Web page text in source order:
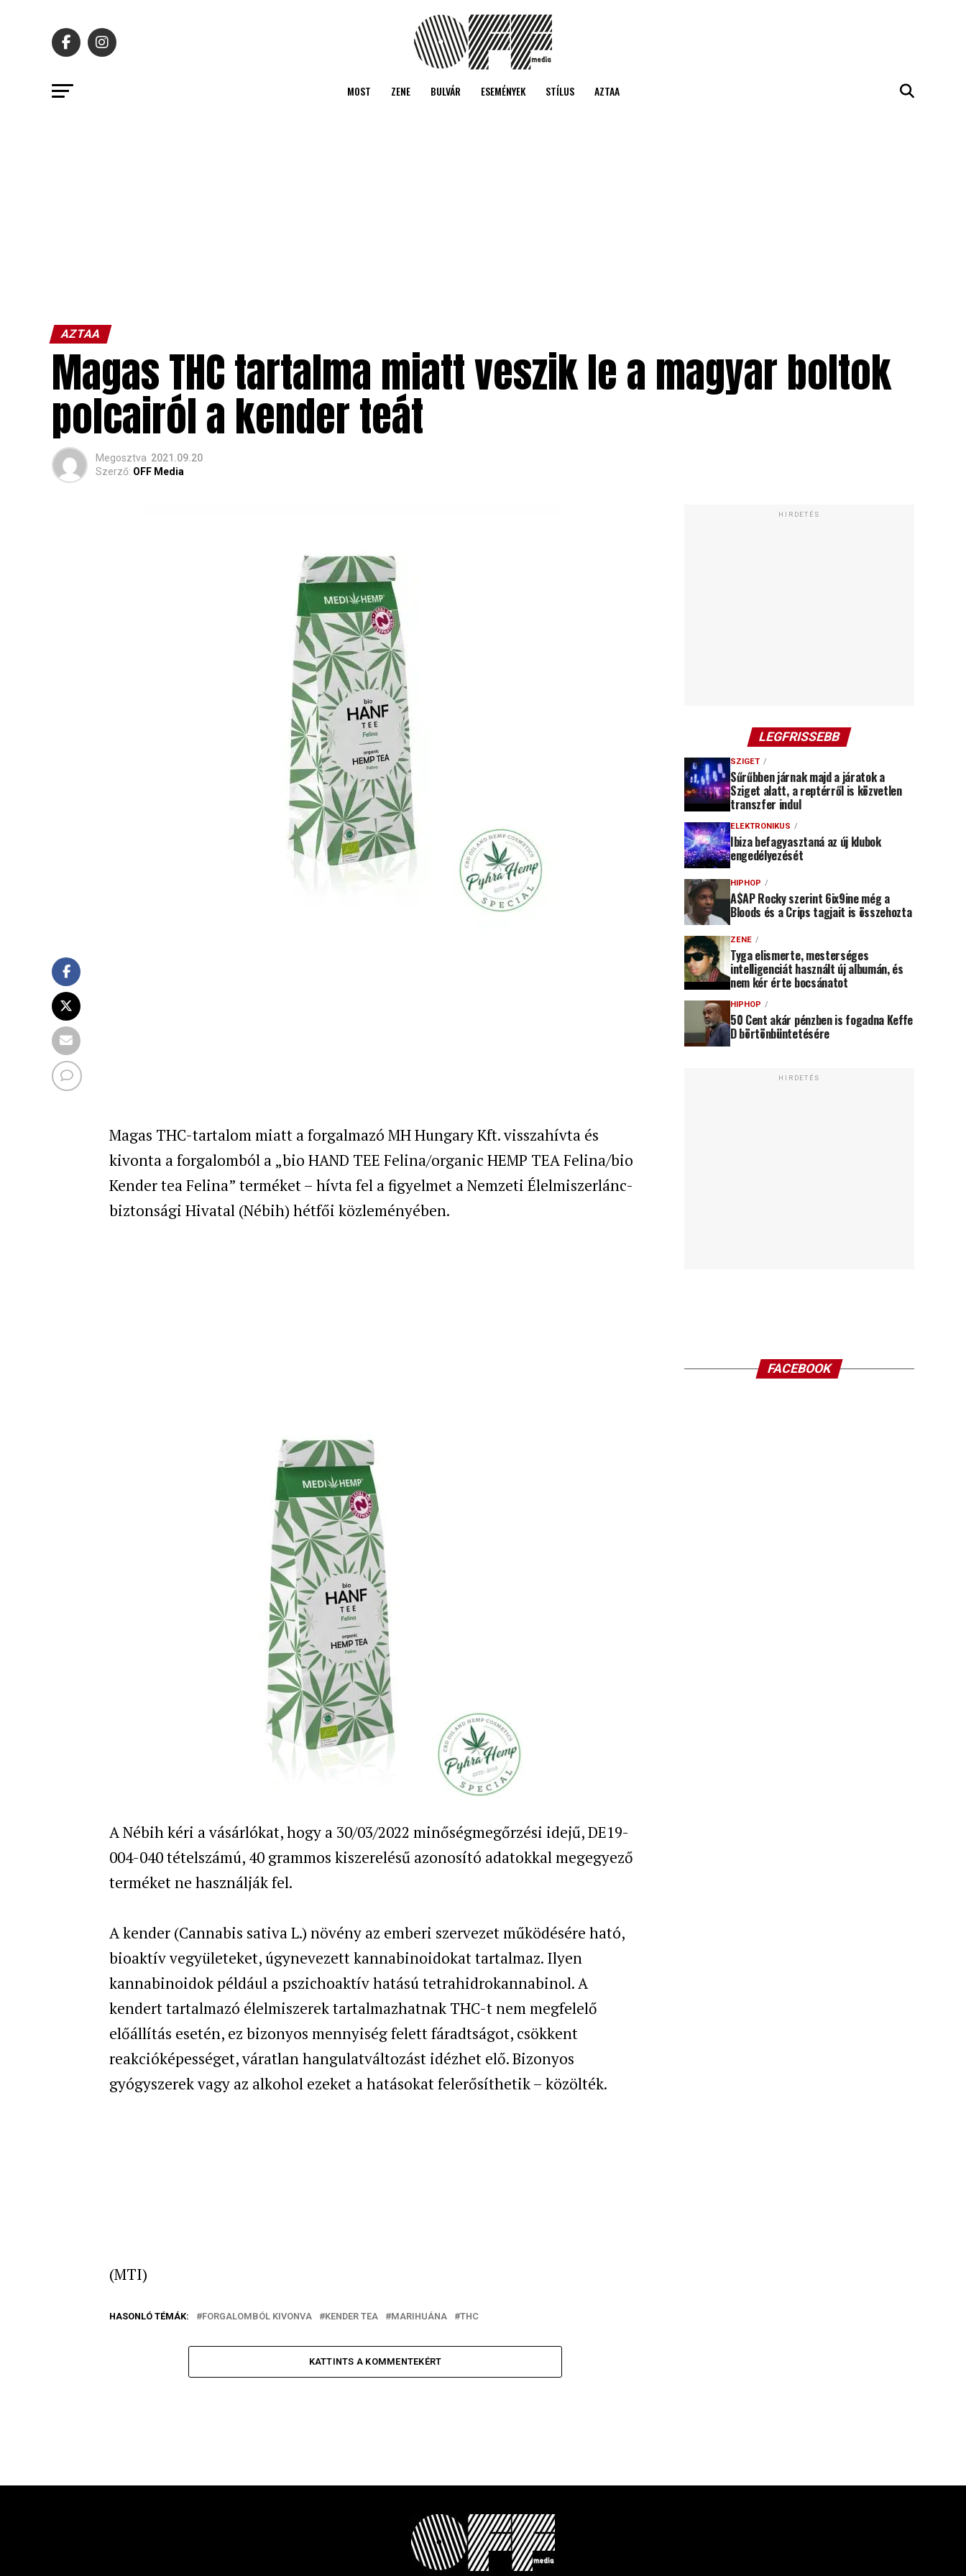
MOST ZENE BULVÁR ESEMÉNYEK STÍLUS AZTAA
AZTAA
Magas THC tartalma miatt veszik le a magyar boltok
polcairól a kender teát
Megosztva 2021.09.20
Szerző: OFF Media
Magas THC-tartalom miatt a forgalmazó MH Hungary Kft. visszahívta és
kivonta a forgalomból a „bio HAND TEE Felina/organic HEMP TEA Felina/bio
Kender tea Felina” terméket – hívta fel a figyelmet a Nemzeti Élelmiszerlánc-
biztonsági Hivatal (Nébih) hétfői közleményében.
A Nébih kéri a vásárlókat, hogy a 30/03/2022 minőségmegőrzési idejű, DE19-
004-040 tételszámú, 40 grammos kiszerelésű azonosító adatokkal megegyező
terméket ne használják fel.
A kender (Cannabis sativa L.) növény az emberi szervezet működésére ható,
bioaktív vegyületeket, úgynevezett kannabinoidokat tartalmaz. Ilyen
kannabinoidok például a pszichoaktív hatású tetrahidrokannabinol. A
kendert tartalmazó élelmiszerek tartalmazhatnak THC-t nem megfelelő
előállítás esetén, ez bizonyos mennyiség felett fáradtságot, csökkent
reakcióképességet, váratlan hangulatváltozást idézhet elő. Bizonyos
gyógyszerek vagy az alkohol ezeket a hatásokat felerősíthetik – közölték.
(MTI)
HASONLÓ TÉMÁK: FORGALOMBÓL KIVONVA KENDER TEA MARIHUÁNA THC
KATTINTS A KOMMENTEKÉRT
HIRDETÉS
LEGFRISSEBB
SZIGET
Sűrűbben járnak majd a járatok a
Sziget alatt, a reptérről is közvetlen
transzfer indul
ELEKTRONIKUS
Ibiza befagyasztaná az új klubok
engedélyezését
HIPHOP
A$AP Rocky szerint 6ix9ine még a
Bloods és a Crips tagjait is összehozta
ZENE
Tyga elismerte, mesterséges
intelligenciát használt új albumán, és
nem kér érte bocsánatot
HIPHOP
50 Cent akár pénzben is fogadna Keffe
D börtönbüntetésére
HIRDETÉS
FACEBOOK